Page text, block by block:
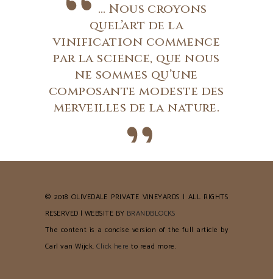
… Nous croyons
quel’art de la
vinification commence
par la science, que nous
ne sommes qu’une
composante modeste des
merveilles de la nature.
© 2018 OLIVEDALE PRIVATE VINEYARDS | ALL RIGHTS
RESERVED | WEBSITE BY BRANDBLOCKS
The content is a concise version of the full article by
Carl van Wijck.Click here to read more.